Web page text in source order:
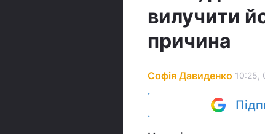
вилучити
причина
Софія Давиденко 10:25,